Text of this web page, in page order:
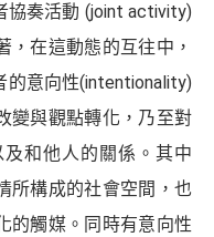
協奏活動 (joint activity)
，在這動態的互往中，
的意向性(intentionality)
變與觀點轉化，乃至對
和他人的關係。其中
所構成的社會空間，也
的觸媒。同時有意向性